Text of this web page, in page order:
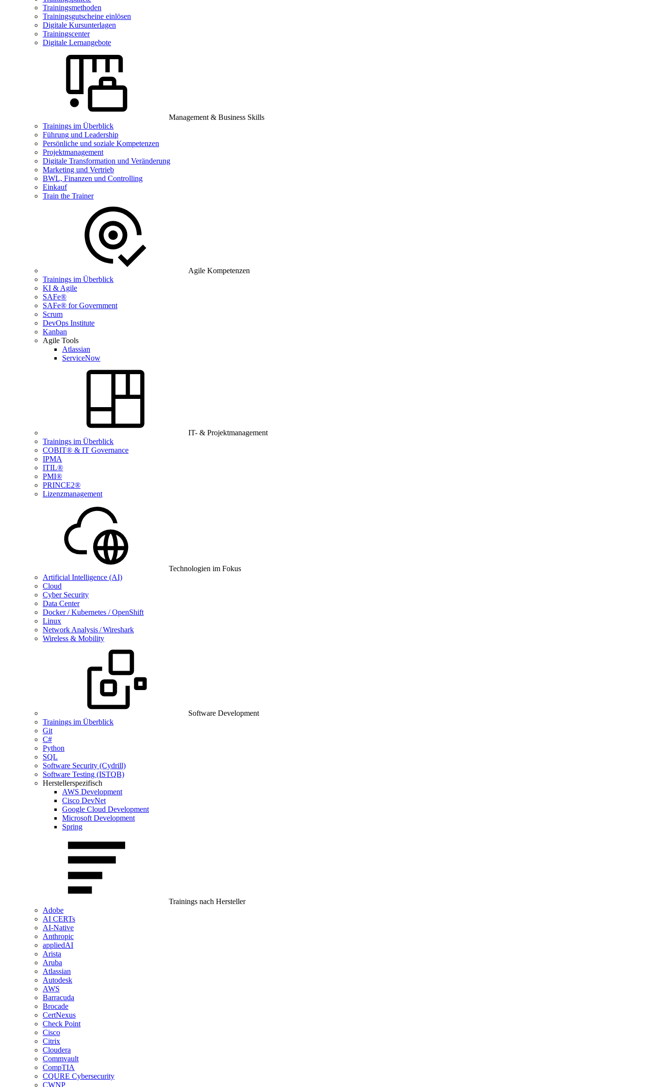
Trainingsmethoden
Trainingsgutscheine einlösen
Digitale Kursunterlagen
Trainingscenter
Digitale Lernangebote
Management & Business Skills
Trainings im Überblick
Führung und Leadership
Persönliche und soziale Kompetenzen
Projektmanagement
Digitale Transformation und Veränderung
Marketing und Vertrieb
BWL, Finanzen und Controlling
Einkauf
Train the Trainer
Agile Kompetenzen
Trainings im Überblick
KI & Agile
SAFe®
SAFe® for Government
Scrum
DevOps Institute
Kanban
Agile Tools
Atlassian
ServiceNow
IT- & Projektmanagement
Trainings im Überblick
COBIT® & IT Governance
IPMA
ITIL®
PMI®
PRINCE2®
Lizenzmanagement
Technologien im Fokus
Artificial Intelligence (AI)
Cloud
Cyber Security
Data Center
Docker / Kubernetes / OpenShift
Linux
Network Analysis / Wireshark
Wireless & Mobility
Software Development
Trainings im Überblick
Git
C#
Python
SQL
Software Security (Cydrill)
Software Testing (ISTQB)
Herstellerspezifisch
AWS Development
Cisco DevNet
Google Cloud Development
Microsoft Development
Spring
Trainings nach Hersteller
Adobe
AI CERTs
AI-Native
Anthropic
appliedAI
Arista
Aruba
Atlassian
Autodesk
AWS
Barracuda
Brocade
CertNexus
Check Point
Cisco
Citrix
Cloudera
Commvault
CompTIA
CQURE Cybersecurity
CWNP